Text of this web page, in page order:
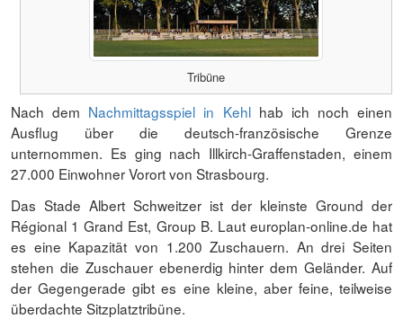
Tribüne
Nach dem Nachmittagsspiel in Kehlhab ich noch einen
Ausflug über die deutsch-französische Grenze
unternommen. Es ging nach Illkirch-Graffenstaden, einem
27.000 Einwohner Vorort von Strasbourg.
Das Stade Albert Schweitzer ist der kleinste Ground der
Régional 1 Grand Est, Group B. Laut europlan-online.de hat
es eine Kapazität von 1.200 Zuschauern. An drei Seiten
stehen die Zuschauer ebenerdig hinter dem Geländer. Auf
der Gegengerade gibt es eine kleine, aber feine, teilweise
überdachte Sitzplatztribüne.